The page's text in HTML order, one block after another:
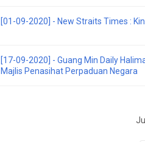
[01-09-2020] - New Straits Times :
[17-09-2020] - Guang Min Daily
Majlis Penasihat Perpaduan Negara